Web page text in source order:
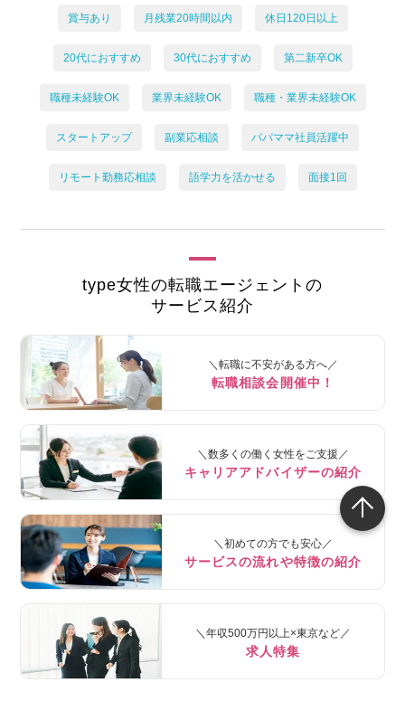
賞与あり 月残業20時間以内 休日120日以上
20代におすすめ 30代におすすめ 第二新卒OK
職種未経験OK 業界未経験OK 職種・業界未経験OK
スタートアップ 副業応相談 パパママ社員活躍中
リモート勤務応相談 語学力を活かせる 面接1回
type女性の転職エージェントの
サービス紹介
＼転職に不安がある方へ／
転職相談会開催中！
＼数多くの働く女性をご支援／
キャリアアドバイザーの紹介
＼初めての方でも安心／
サービスの流れや特徴の紹介
＼年収500万円以上×東京など／
求人特集